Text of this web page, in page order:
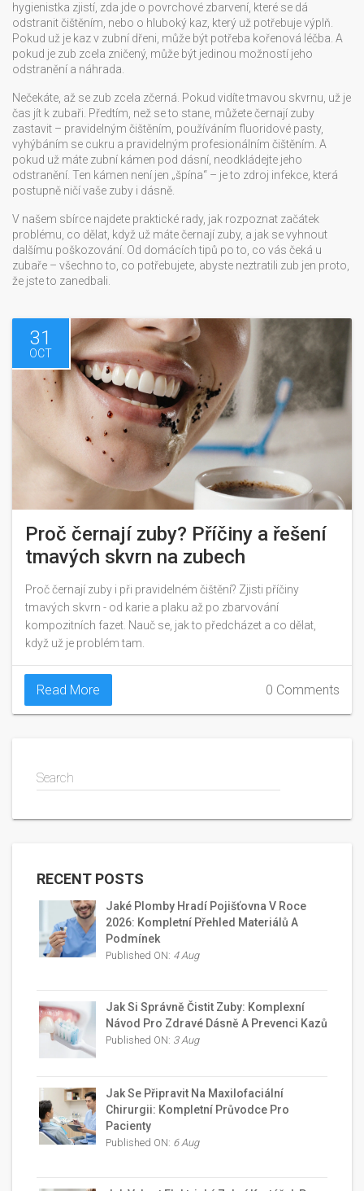
hygienistka zjistí, zda jde o povrchové zbarvení, které se dá
odstranit čištěním, nebo o hluboký kaz, který už potřebuje výplň.
Pokud už je kaz v zubní dřeni, může být potřeba kořenová léčba. A
pokud je zub zcela zničený, může být jedinou možností jeho
odstranění a náhrada.
Nečekáte, až se zub zcela zčerná. Pokud vidíte tmavou skvrnu, už je
čas jít k zubaři. Předtím, než se to stane, můžete černají zuby
zastavit – pravidelným čištěním, používáním fluoridové pasty,
vyhýbáním se cukru a pravidelným profesionálním čištěním. A
pokud už máte zubní kámen pod dásní, neodkládejte jeho
odstranění. Ten kámen není jen „špína“ – je to zdroj infekce, která
postupně ničí vaše zuby i dásně.
V našem sbírce najdete praktické rady, jak rozpoznat začátek
problému, co dělat, když už máte černají zuby, a jak se vyhnout
dalšímu poškozování. Od domácích tipů po to, co vás čeká u
zubaře – všechno to, co potřebujete, abyste neztratili zub jen proto,
že jste to zanedbali.
31
OCT
Proč černají zuby? Příčiny a řešení
tmavých skvrn na zubech
Proč černají zuby i při pravidelném čištění? Zjisti příčiny
tmavých skvrn - od karie a plaku až po zbarvování
kompozitních fazet. Nauč se, jak to předcházet a co dělat,
když už je problém tam.
Read More 0 Comments
Search
RECENT POSTS
Jaké Plomby Hradí Pojišťovna V Roce
2026: Kompletní Přehled Materiálů A
Podmínek
Published ON: 4 Aug
Jak Si Správně Čistit Zuby: Komplexní
Návod Pro Zdravé Dásně A Prevenci Kazů
Published ON: 3 Aug
Jak Se Připravit Na Maxilofaciální
Chirurgii: Kompletní Průvodce Pro
Pacienty
Published ON: 6 Aug